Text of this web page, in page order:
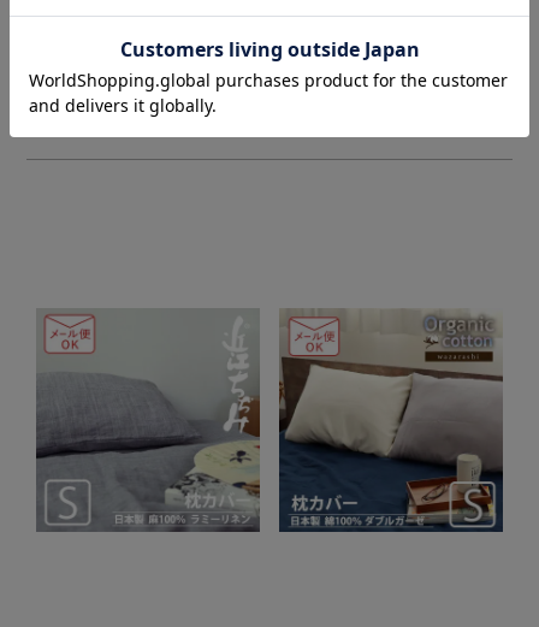
商品を見る 商品を見る